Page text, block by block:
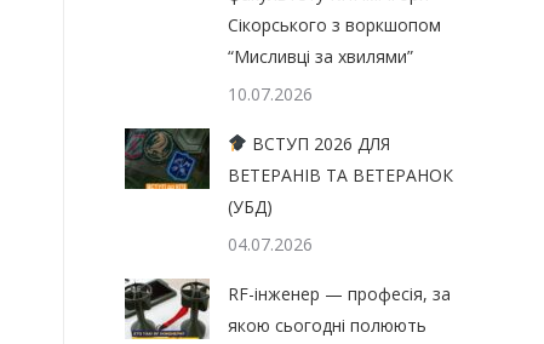
Сікорського з воркшопом
“Мисливці за хвилями”
10.07.2026
ВСТУП 2026 ДЛЯ
ВЕТЕРАНІВ ТА ВЕТЕРАНОК
(УБД)
04.07.2026
RF-інженер — професія, за
якою сьогодні полюють